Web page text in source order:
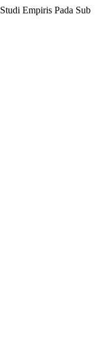
Empiris Pada Sub